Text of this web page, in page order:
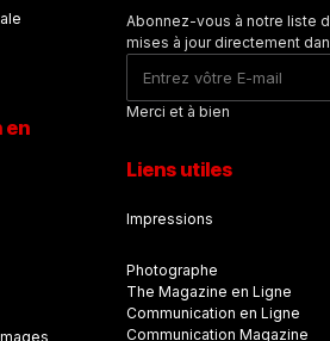
en
Abonnez-vous à notre liste
mises à jour directement
Merci et à bien
Liens utiles
Impressions
Photographe
The Magazine en Ligne
Communication en Ligne
Communication Magazine